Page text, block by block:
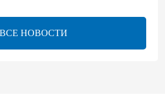
ВСЕ НОВОСТИ